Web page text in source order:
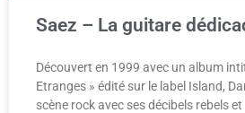
Saez – La guitare
Découvert en 1999 avec un album
Etranges » édité sur le label Island,
scène rock avec ses décibels rebels et